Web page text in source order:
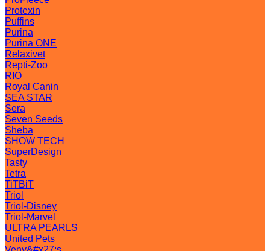
Protexin
Puffins
Purina
Purina ONE
Relaxivet
Repti-Zoo
RIO
Royal Canin
SEA STAR
Sera
Seven Seeds
Sheba
SHOW TECH
SuperDesign
Tasty
Tetra
TiTBiT
Triol
Triol-Disney
Triol-Marvel
ULTRA PEARLS
United Pets